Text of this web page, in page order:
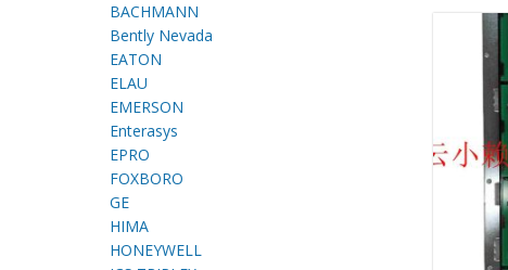
BACHMANN
Bently Nevada
EATON
ELAU
EMERSON
Enterasys
EPRO
FOXBORO
GE
HIMA
HONEYWELL